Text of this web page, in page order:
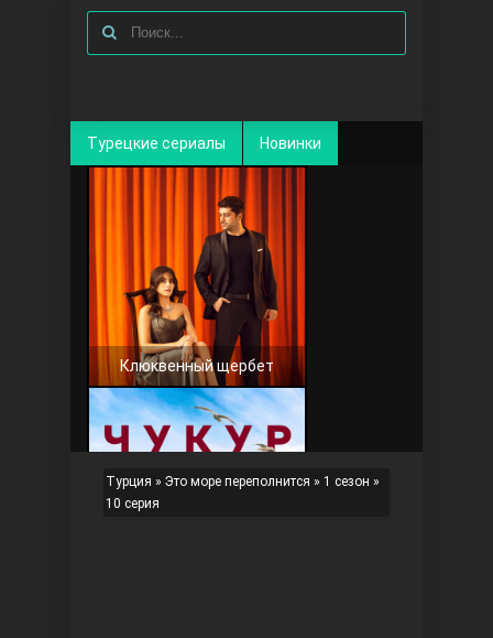
Турецкие сериалы Новинки
Клюквенный щербет
Турция » Это море переполнится » 1 сезон »
10 серия